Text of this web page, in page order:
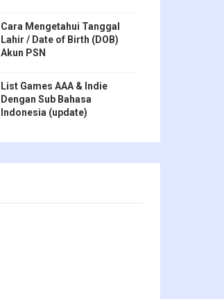
Cara Mengetahui Tanggal
Lahir / Date of Birth (DOB)
Akun PSN
List Games AAA & Indie
Dengan Sub Bahasa
Indonesia (update)